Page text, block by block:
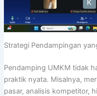
Strategi Pendampingan
Pendamping UMKM tidak
praktik nyata. Misalnya,
pasar, analisis kompetitor,